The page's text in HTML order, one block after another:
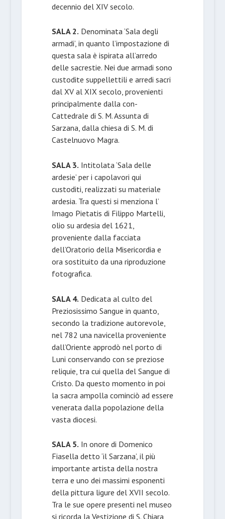
decennio del XIV secolo.
SALA 2. Denominata ‘Sala degli
armadi’, in quanto l’impostazione di
questa sala è ispirata all’arredo
delle sacrestie. Nei due armadi sono
custodite suppellettili e arredi sacri
dal XV al XIX secolo, provenienti
principalmente dalla con-
Cattedrale di S. M. Assunta di
Sarzana, dalla chiesa di S. M. di
Castelnuovo Magra.
SALA 3. Intitolata ‘Sala delle
ardesie’ per i capolavori qui
custoditi, realizzati su materiale
ardesia. Tra questi si menziona l’
Imago Pietatis di Filippo Martelli,
olio su ardesia del 1621,
proveniente dalla facciata
dell’Oratorio della Misericordia e
ora sostituito da una riproduzione
fotografica.
SALA 4. Dedicata al culto del
Preziosissimo Sangue in quanto,
secondo la tradizione autorevole,
nel 782 una navicella proveniente
dall’Oriente approdò nel porto di
Luni conservando con se preziose
reliquie, tra cui quella del Sangue di
Cristo. Da questo momento in poi
la sacra ampolla cominciò ad essere
venerata dalla popolazione della
vasta diocesi.
SALA 5. In onore di Domenico
Fiasella detto ‘il Sarzana’, il più
importante artista della nostra
terra e uno dei massimi esponenti
della pittura ligure del XVII secolo.
Tra le sue opere presenti nel museo
si ricorda la Vestizione di S. Chiara,